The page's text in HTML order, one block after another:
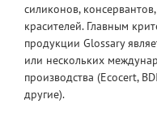
силиконов,
красителей. Главным
продукции Glossary
или нескольких
производства (Ecocert,
другие).